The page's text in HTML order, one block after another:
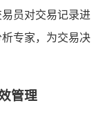
员对交易记录进
专家，为交易决
管理